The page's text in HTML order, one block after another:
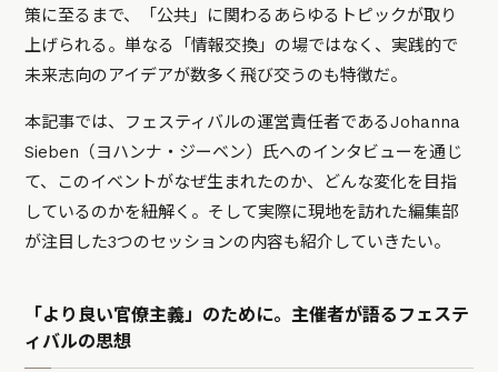
策に至るまで、「公共」に関わるあらゆるトピックが取り
上げられる。単なる「情報交換」の場ではなく、実践的で
未来志向のアイデアが数多く飛び交うのも特徴だ。
本記事では、フェスティバルの運営責任者であるJohanna
Sieben（ヨハンナ・ジーベン）氏へのインタビューを通じ
て、このイベントがなぜ生まれたのか、どんな変化を目指
しているのかを紐解く。そして実際に現地を訪れた編集部
が注目した3つのセッションの内容も紹介していきたい。
「より良い官僚主義」のために。主催者が語るフェステ
ィバルの思想